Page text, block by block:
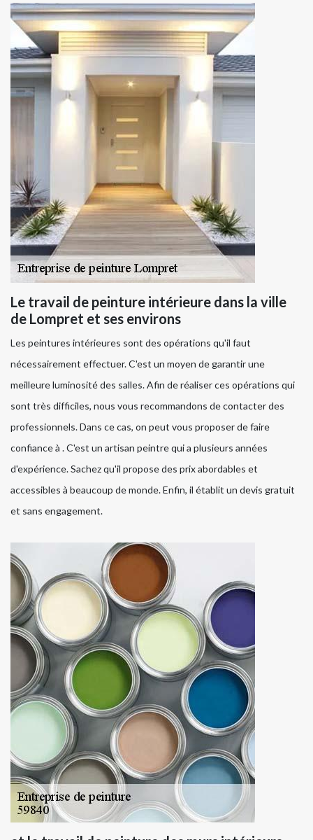
Le travail de peinture intérieure dans la ville
de Lompret et ses environs
Les peintures intérieures sont des opérations qu'il faut
nécessairement effectuer. C'est un moyen de garantir une
meilleure luminosité des salles. Afin de réaliser ces opérations qui
sont très difficiles, nous vous recommandons de contacter des
professionnels. Dans ce cas, on peut vous proposer de faire
confiance à . C'est un artisan peintre qui a plusieurs années
d'expérience. Sachez qu'il propose des prix abordables et
accessibles à beaucoup de monde. Enfin, il établit un devis gratuit
et sans engagement.